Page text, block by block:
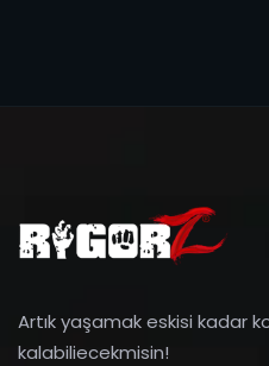
Artık yaşamak eskisi kadar
kalabiliecekmisin!